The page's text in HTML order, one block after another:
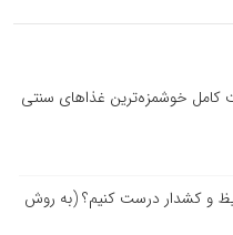
کامل خوشمزه‌ترین غذاهای سنتی
و کشدار درست کنیم؟ (به روش